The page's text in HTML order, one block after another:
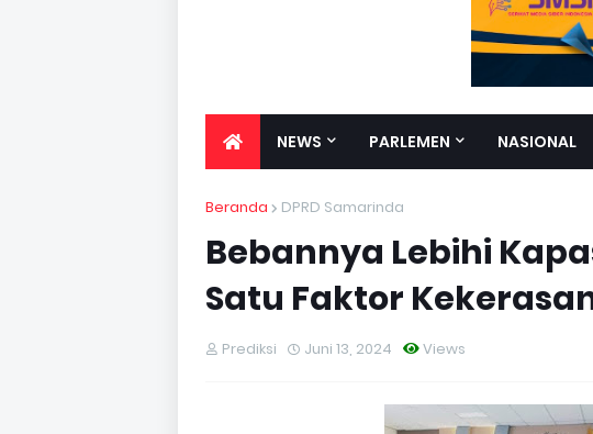
NEWS PARLEMEN NASIONAL
Beranda DPRD Samarinda
Bebannya Lebihi
Satu Faktor
Prediksi Views
Juni 13, 2024